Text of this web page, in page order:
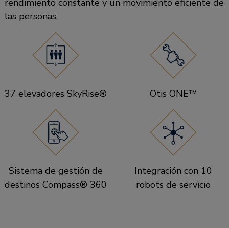
rendimiento constante y un movimiento eficiente de
las personas.
37 elevadores SkyRise® Otis ONE™
Sistema de gestión de
destinos Compass® 360
Integración con 10
robots de servicio